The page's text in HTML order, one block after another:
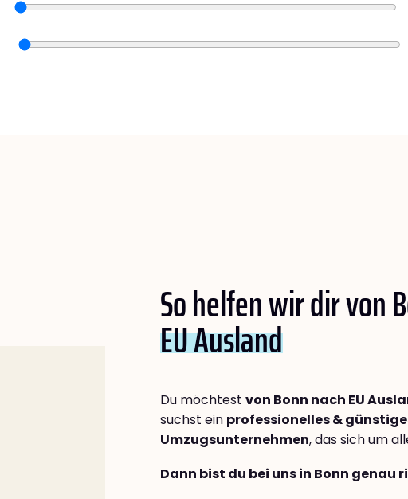
So helfen wir dir von
EU Ausland
Du möchtest von Bonn nach EU
suchst ein professionelles &
Umzugsunternehmen, das sich um
Dann bist du bei uns in Bonn genau